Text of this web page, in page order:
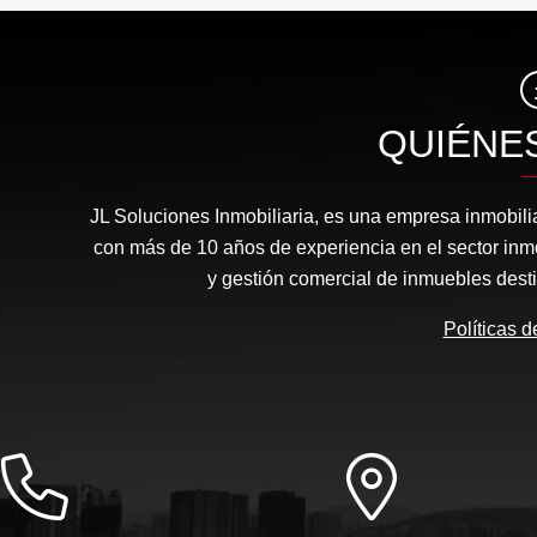
$880.000.000
JL Soluciones Inmobiliaria, es una empresa
con más de 10 años de experiencia en el sector
y gestión comercial de inmuebles
Políticas